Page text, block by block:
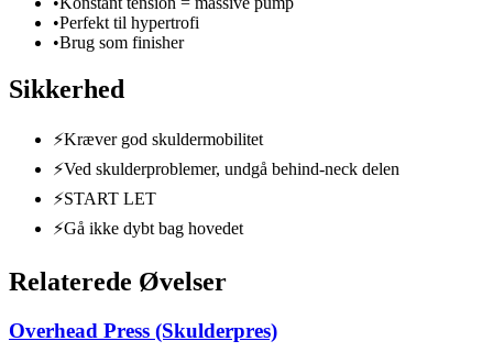
•Perfekt til hypertrofi
•Brug som finisher
Sikkerhed
⚡Kræver god skuldermobilitet
⚡Ved skulderproblemer, undgå behind-neck delen
⚡START LET
⚡Gå ikke dybt bag hovedet
Relaterede Øvelser
Overhead Press (Skulderpres)